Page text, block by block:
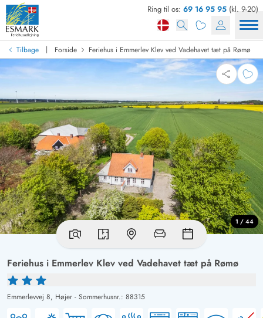
Ring til os: 69 16 95 95 (kl. 9-20)
Tilbage | Forside Feriehus i Emmerlev Klev ved Vadehavet tæt på Rømø
Feriehus i Emmerlev Klev ved Vadehavet tæt på Rømø
Emmerlevvej 8, Højer - Sommerhusnr.: 88315
1 / 44